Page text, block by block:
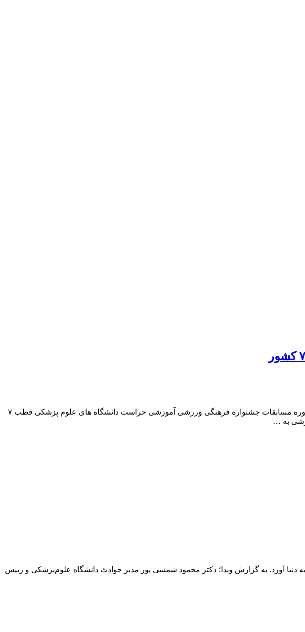
وبدا؛ معاون فرهنگی و امور دانشجویی دانشگاه علوم‌پزشکی چهارمحال و بختیاری نتایج نخستین روز از ششمین دوره مسابقات جشنواره فرهنگی ورزشی آموزشی حراست دانشگاه های علوم پزشکی قطب ۷
‎وبدا، مادر ۳۲ ساله اهل شهرستان لردگان صبح امروز با کمک نیروهای فوریت اورژانس۱۱۵، پنجمین نوزاد خود را به دنیا آورد. ‎به گزارش وبدا؛ دکتر محمود شمسی پور مدیر حوادث دانشگاه علوم‌پزشکی و رییس